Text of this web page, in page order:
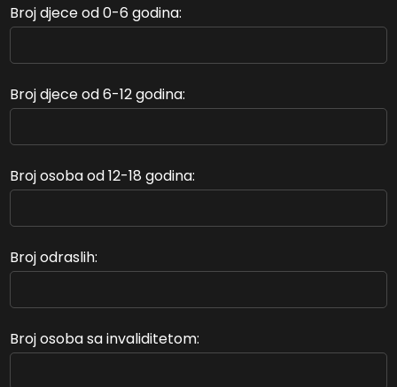
Broj djece od 0-6 godina:
Broj djece od 6-12 godina:
Broj osoba od 12-18 godina:
Broj odraslih:
Broj osoba sa invaliditetom: